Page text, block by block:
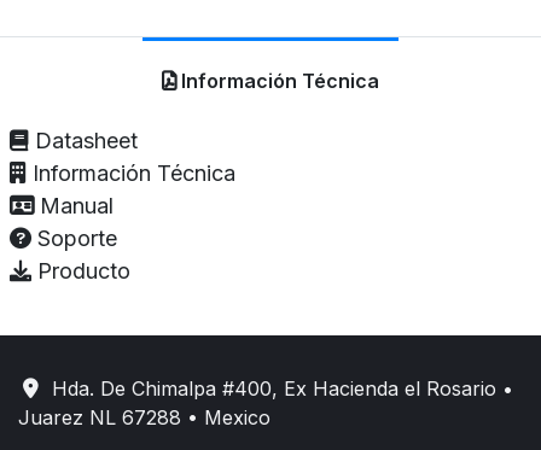
Información Técnica
Datasheet
Información Técnica
Manual
Soporte
Producto
Hda. De Chimalpa #400, Ex Hacienda el Rosario •
Juarez NL 67288 • Mexico